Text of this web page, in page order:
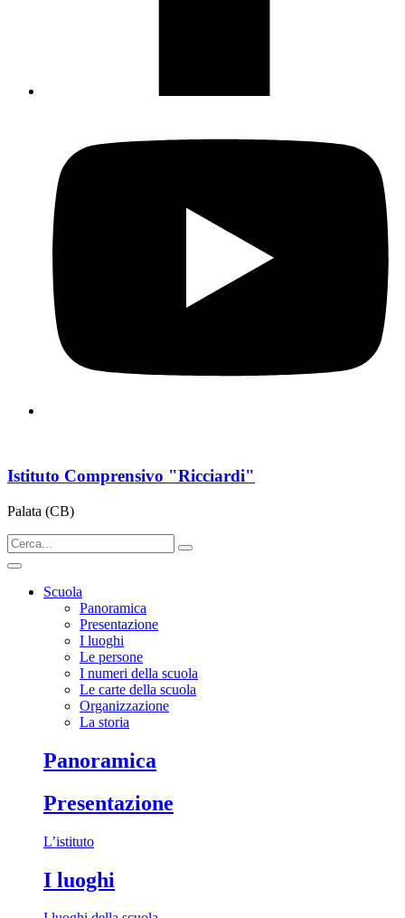
Istituto Comprensivo "Ricciardi"
Palata (CB)
Scuola
Panoramica
Presentazione
I luoghi
Le persone
I numeri della scuola
Le carte della scuola
Organizzazione
La storia
Panoramica
Presentazione
L’istituto
I luoghi